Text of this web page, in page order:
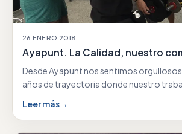
26 ENERO 2018
Ayapunt. La Calidad, nuestro
Desde Ayapunt nos sentimos
años de trayectoria donde nuestro
Leer más→